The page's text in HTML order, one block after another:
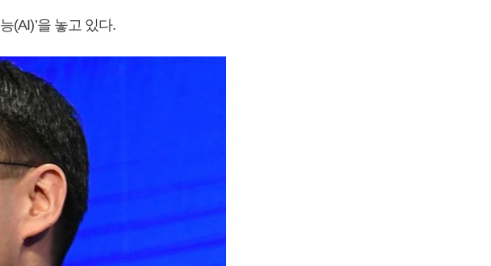
(AI)’을 놓고 있다.